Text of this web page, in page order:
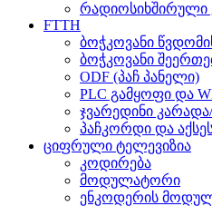
რადიოსიხშირული
FTTH
ბოჭკოვანი
ბოჭკოვანი
ODF (პაჩ პანელი)
PLC გამყოფი და
ჯვარედინი
პაჩკორდი და
ციფრული ტელევიზია
კოდირება
მოდულატორი
ენკოდერის